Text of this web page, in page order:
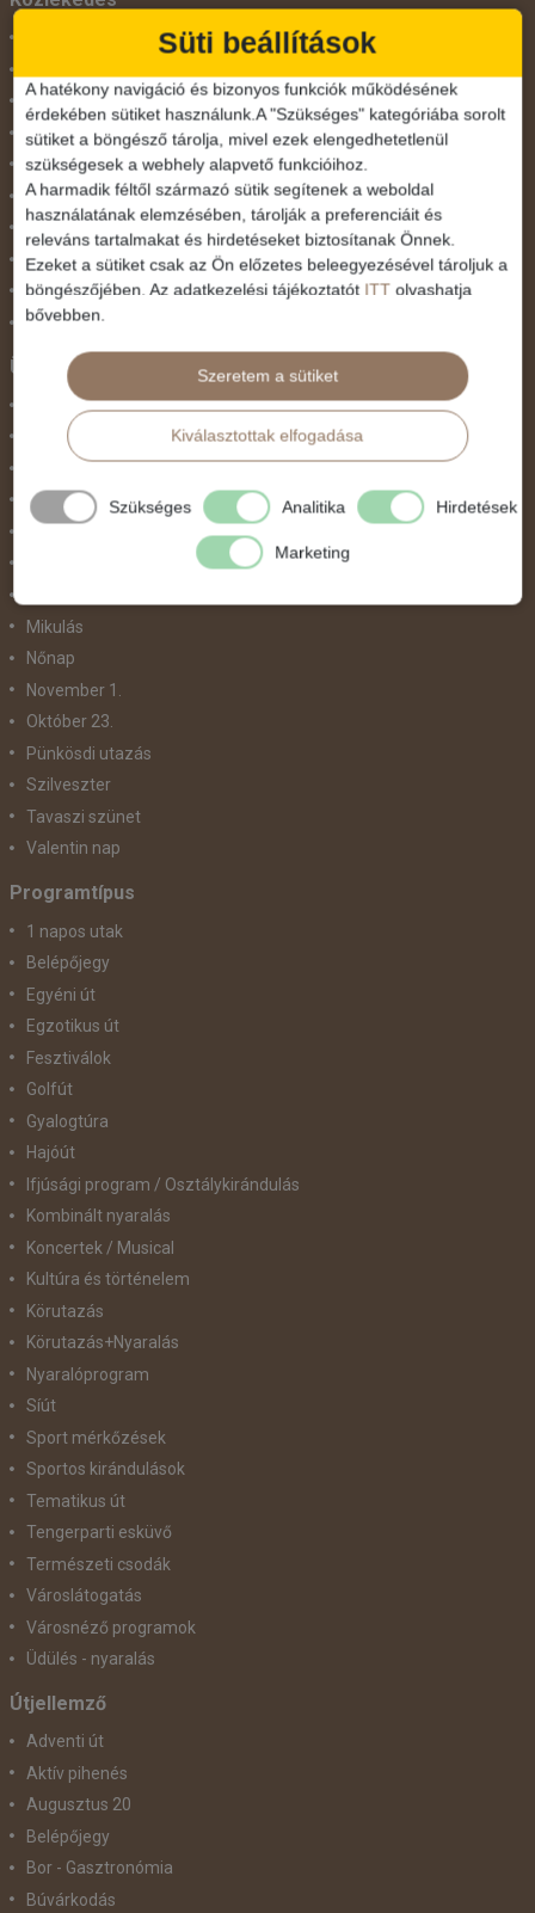
Egyénileg
Fly & Drive
Hajó
repülő+busz
repülő+hajó
Repülővel
Szolgáltatás
Vonat
Ünnepek
Adventi hetek
Húsvét
Karácsonyi utazás
Karnevál
Mikulás
Nőnap
November 1.
Október 23.
Pünkösdi utazás
Szilveszter
Tavaszi szünet
Valentin nap
Programtípus
1 napos utak
Belépőjegy
Egyéni út
Egzotikus út
Fesztiválok
Golfút
Gyalogtúra
Hajóút
Ifjúsági program / Osztálykirándulás
Kombinált nyaralás
Koncertek / Musical
Kultúra és történelem
Körutazás
Körutazás+Nyaralás
Nyaralóprogram
Síút
Sport mérkőzések
Sportos kirándulások
Tematikus út
Tengerparti esküvő
Természeti csodák
Városlátogatás
Városnéző programok
Üdülés - nyaralás
Útjellemző
Adventi út
Aktív pihenés
Augusztus 20
Belépőjegy
Bor - Gasztronómia
Búvárkodás
Süti beállítások
A hatékony navigáció és bizonyos funkciók működésének
érdekében sütiket használunk.A "Szükséges" kategóriába sorolt
sütiket a böngésző tárolja, mivel ezek elengedhetetlenül
szükségesek a webhely alapvető funkcióihoz.
A harmadik féltől származó sütik segítenek a weboldal
használatának elemzésében, tárolják a preferenciáit és
releváns tartalmakat és hirdetéseket biztosítanak Önnek.
Ezeket a sütiket csak az Ön előzetes beleegyezésével tároljuk a
böngészőjében. Az adatkezelési tájékoztatót ITT olvashatja
bővebben.
Szeretem a sütiket
Kiválasztottak elfogadása
Szükséges Analitika Hirdetések
Marketing